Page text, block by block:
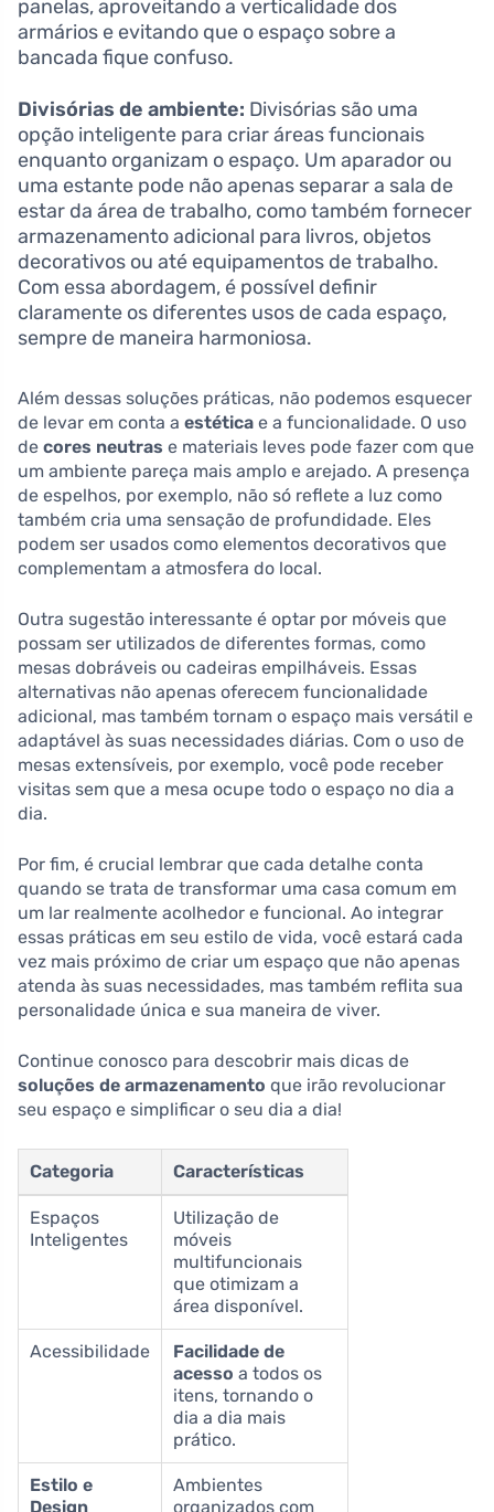
panelas, aproveitando a verticalidade dos
armários e evitando que o espaço sobre a
bancada fique confuso.
Divisórias de ambiente: Divisórias são uma
opção inteligente para criar áreas funcionais
enquanto organizam o espaço. Um aparador ou
uma estante pode não apenas separar a sala de
estar da área de trabalho, como também fornecer
armazenamento adicional para livros, objetos
decorativos ou até equipamentos de trabalho.
Com essa abordagem, é possível definir
claramente os diferentes usos de cada espaço,
sempre de maneira harmoniosa.
Além dessas soluções práticas, não podemos esquecer
de levar em conta a estética e a funcionalidade. O uso
de cores neutras e materiais leves pode fazer com que
um ambiente pareça mais amplo e arejado. A presença
de espelhos, por exemplo, não só reflete a luz como
também cria uma sensação de profundidade. Eles
podem ser usados como elementos decorativos que
complementam a atmosfera do local.
Outra sugestão interessante é optar por móveis que
possam ser utilizados de diferentes formas, como
mesas dobráveis ou cadeiras empilháveis. Essas
alternativas não apenas oferecem funcionalidade
adicional, mas também tornam o espaço mais versátil e
adaptável às suas necessidades diárias. Com o uso de
mesas extensíveis, por exemplo, você pode receber
visitas sem que a mesa ocupe todo o espaço no dia a
dia.
Por fim, é crucial lembrar que cada detalhe conta
quando se trata de transformar uma casa comum em
um lar realmente acolhedor e funcional. Ao integrar
essas práticas em seu estilo de vida, você estará cada
vez mais próximo de criar um espaço que não apenas
atenda às suas necessidades, mas também reflita sua
personalidade única e sua maneira de viver.
Continue conosco para descobrir mais dicas de
soluções de armazenamento que irão revolucionar
seu espaço e simplificar o seu dia a dia!
Categoria Características
Espaços
Inteligentes
Utilização de
móveis
multifuncionais
que otimizam a
área disponível.
Acessibilidade
Facilidade de
acesso a todos os
itens, tornando o
dia a dia mais
prático.
Estilo e
Design
Ambientes
organizados com